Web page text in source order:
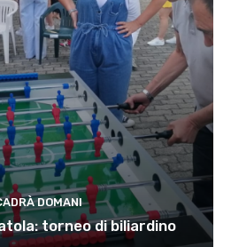
DOMANI
torneo di biliardino